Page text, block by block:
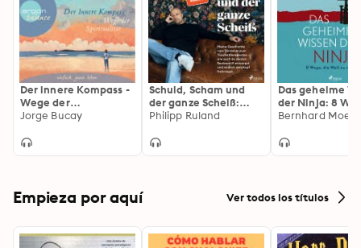
Der innere Kompass -
Wege der
Spiritualität
Jorge Bucay
Schuld, Scham und
der ganze Scheiß:
Meine Geschichte
Traumatherapeuten –
Philipp Ruland
Das geheime
der Ninja: 8
Welt zu
Bernhard
Empieza por aquí Ver todos los títulos